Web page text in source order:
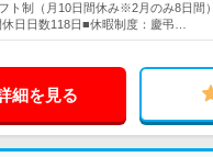
ト制（月10日間休み※2月のみ8日間
日日数118日■休暇制度：慶弔…
細を見る